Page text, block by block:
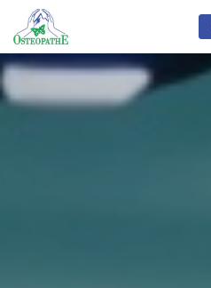
contenu
principal